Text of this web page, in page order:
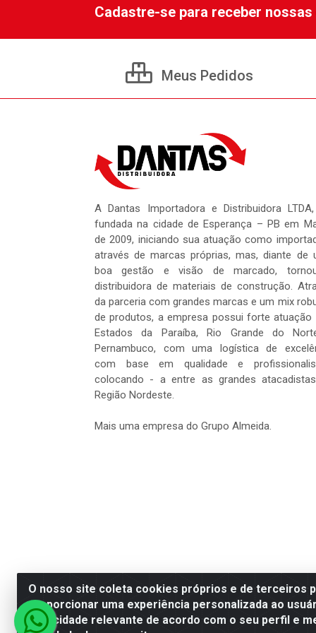
O nosso site coleta cookies próprios e de terceiros
proporcionar uma experiência personalizada ao
publicidade relevante de acordo com o seu perfil e
Cadastre-se para receber
Meus Pedidos
A Dantas Importadora e Distribuidora
fundada na cidade de Esperança – PB em
de 2009, iniciando sua atuação como
através de marcas próprias, mas, diante de
boa gestão e visão de marcado,
distribuidora de materiais de construção.
da parceria com grandes marcas e um mix
de produtos, a empresa possui forte atuação
Estados da Paraíba, Rio Grande do
Pernambuco, com uma logística de
com base em qualidade e
colocando - a entre as grandes
Região Nordeste.
Mais uma empresa do Grupo Almeida.
Dantas Distribuidora - Rua